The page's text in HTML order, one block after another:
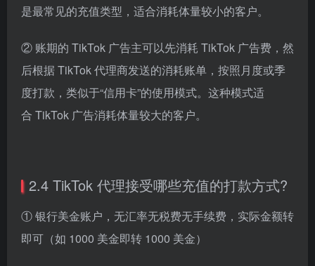
是最常见的充值类型，适合消耗体量较小的客户。
② 账期的 TikTok 广告主可以先消耗 TikTok 广告费，然
后根据 TikTok 代理商发送的消耗账单，按照月度或季
度打款，类似于“信用卡”的使用模式。这种模式适
合 TikTok 广告消耗体量较大的客户。
2.4 TikTok 代理接受哪些充值的打款方式?
① 银行美金账户，无汇率无税费无手续费，实际金额转
即可（如 1000 美金即转 1000 美金）